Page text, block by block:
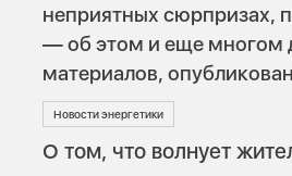
неприятных сюрпризах,
— об этом и еще многом
материалов,
Новости энергетики
О том, что волнует